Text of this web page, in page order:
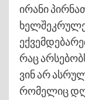
ირანი
რაც
ვინ არ
რომელიც